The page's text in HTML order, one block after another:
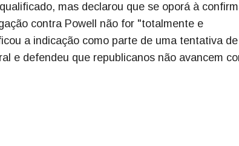
mas declarou que se oporá à
contra Powell não for "totalmente e
a indicação como parte de uma tentativa de
e defendeu que republicanos não avancem